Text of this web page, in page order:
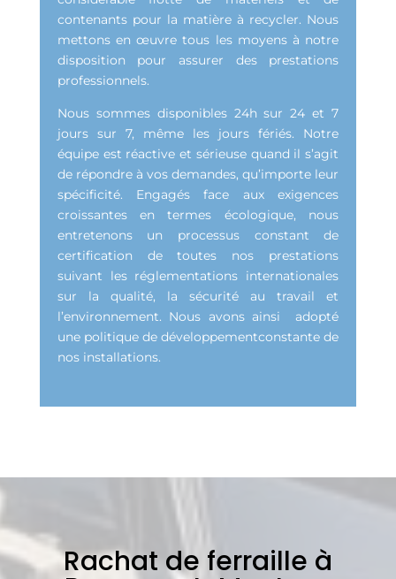
contenants pour la matière à recycler. Nous
mettons en œuvre tous les moyens à notre
disposition pour assurer des prestations
professionnels.
Nous sommes disponibles 24h sur 24 et 7
jours sur 7, même les jours fériés. Notre
équipe est réactive et sérieuse quand il s’agit
de répondre à vos demandes, qu’importe leur
spécificité. Engagés face aux exigences
croissantes en termes écologique, nous
entretenons un processus constant de
certification de toutes nos prestations
suivant les réglementations internationales
sur la qualité, la sécurité au travail et
l’environnement. Nous avons ainsi adopté
une politique de développementconstante de
nos installations.
Rachat de ferraille à